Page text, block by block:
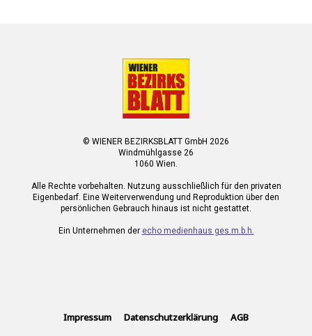
© WIENER BEZIRKSBLATT GmbH 2026
Windmühlgasse 26
1060 Wien.
Alle Rechte vorbehalten. Nutzung ausschließlich für den privaten
Eigenbedarf. Eine Weiterverwendung und Reproduktion über den
persönlichen Gebrauch hinaus ist nicht gestattet.
Ein Unternehmen der echo medienhaus ges.m.b.h.
Impressum Datenschutzerklärung AGB